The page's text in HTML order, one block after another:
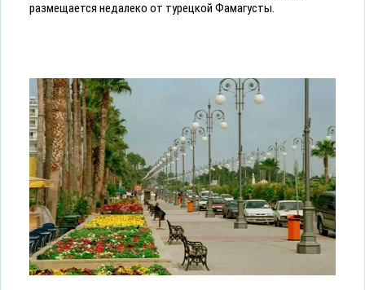
размещается недалеко от турецкой Фамагусты.